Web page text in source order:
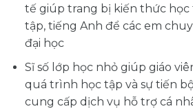
tế giúp trang bị kiến thức
tập, tiếng Anh để các em
đại học
Sĩ số lớp học nhỏ giúp giáo
quá trình học tập và sự tiến
cung cấp dịch vụ hỗ trợ cá